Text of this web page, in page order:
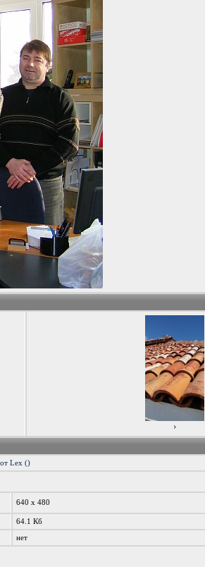
›
Lex ()
640 x 480
64.1 Кб
нет